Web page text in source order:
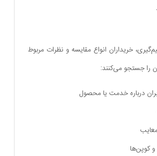
خریداران انواع مقایسه و نظرات مربوط
را جستجو می‌کنند:
درباره خدمت یا محصول
کوپن‌ها